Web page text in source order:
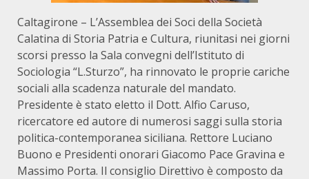
Caltagirone – L’Assemblea dei Soci della Società
Calatina di Storia Patria e Cultura, riunitasi nei giorni
scorsi presso la Sala convegni dell’Istituto di
Sociologia “L.Sturzo”, ha rinnovato le proprie cariche
sociali alla scadenza naturale del mandato.
Presidente è stato eletto il Dott. Alfio Caruso,
ricercatore ed autore di numerosi saggi sulla storia
politica-contemporanea siciliana. Rettore Luciano
Buono e Presidenti onorari Giacomo Pace Gravina e
Massimo Porta. Il consiglio Direttivo è composto da